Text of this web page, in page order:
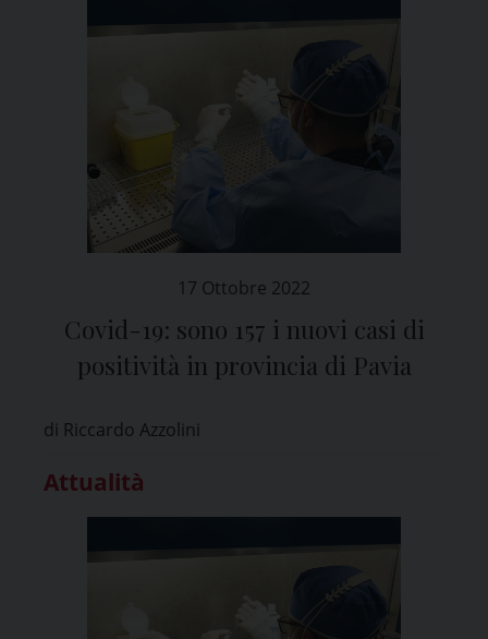
17 Ottobre 2022
Covid-19: sono 157 i nuovi casi di
positività in provincia di Pavia
di Riccardo Azzolini
Attualità